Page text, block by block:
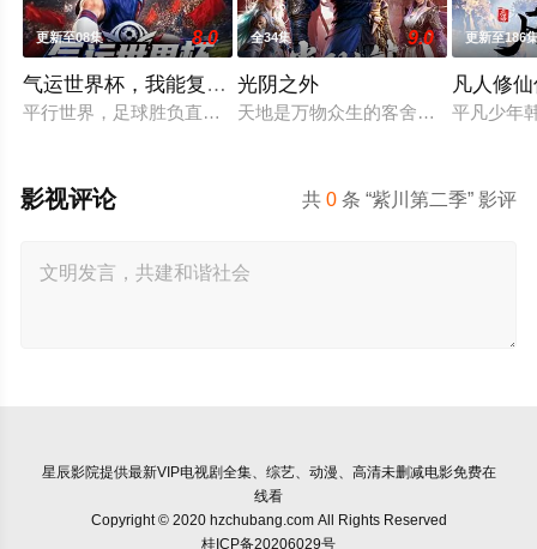
更新至08集 8.0
气运世界杯，我能复制所有球星技能
平行世界，足球胜负直接绑定国运。Z国连年战败，国运衰微，
全34集 9.0
光阴之外
天地是万物众生的客舍，光阴是古往
更新至186
凡人修
平凡少年
共0 条 “紫川第二季” 影评
影视评论
星辰影院提供最新VIP电视剧全集、综艺、动漫、高清未删减电影免费在
线看
Copyright © 2020 hzchubang.com All Rights Reserved
桂ICP备20206029号